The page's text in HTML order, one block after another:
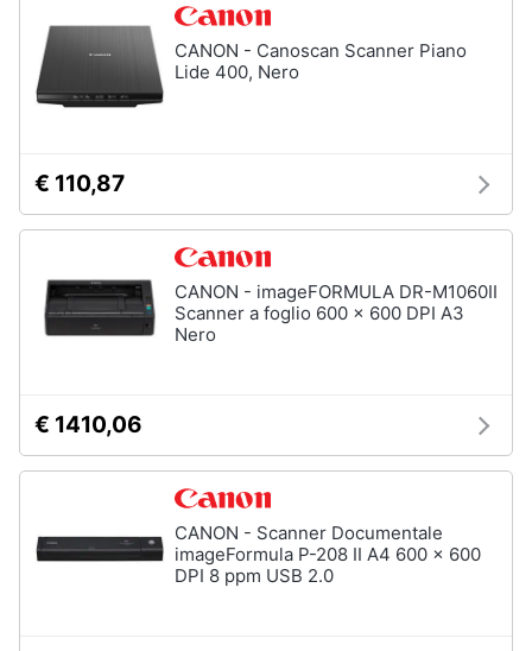
CANON - Canoscan Scanner Piano
Lide 400, Nero
€ 110,87
CANON - imageFORMULA DR-M1060II
Scanner a foglio 600 x 600 DPI A3
Nero
€ 1410,06
CANON - Scanner Documentale
imageFormula P-208 II A4 600 x 600
DPI 8 ppm USB 2.0